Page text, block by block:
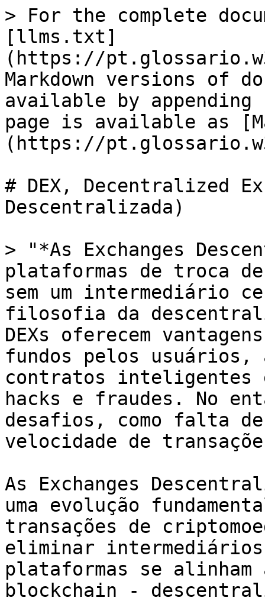
> For the complete
[llms.txt]
(https://
Markdown versions of
available by
page is available as
(https://
# DEX, Decentralized
Descentralizada)
> "*As Exchanges
plataformas de troca de
sem um intermediário
filosofia da
DEXs oferecem
fundos pelos usuários,
contratos inteligentes
hacks e fraudes. No
desafios, como falta
velocidade de
As Exchanges
uma evolução
transações de
eliminar
plataformas se
blockchain -